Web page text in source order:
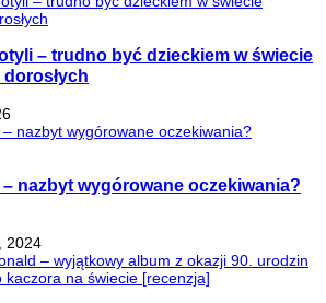
– trudno być dzieckiem w świecie
nazbyt wygórowane oczekiwania?
2024